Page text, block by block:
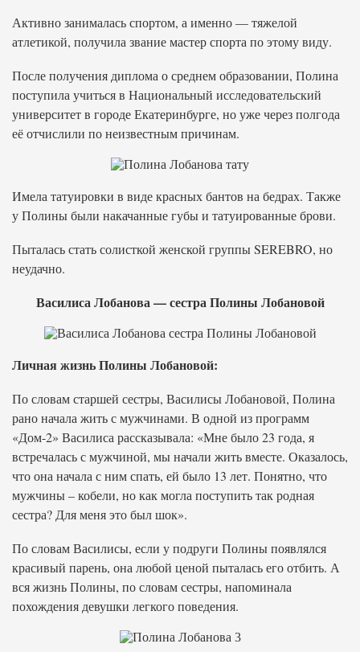
Активно занималась спортом, а именно — тяжелой
атлетикой, получила звание мастер спорта по этому виду.
После получения диплома о среднем образовании, Полина
поступила учиться в Национальный исследовательский
университет в городе Екатеринбурге, но уже через полгода
её отчислили по неизвестным причинам.
Имела татуировки в виде красных бантов на бедрах. Также
у Полины были накачанные губы и татуированные брови.
Пыталась стать солисткой женской группы SEREBRO, но
неудачно.
Василиса Лобанова — сестра Полины Лобановой
Личная жизнь Полины Лобановой:
По словам старшей сестры, Василисы Лобановой, Полина
рано начала жить с мужчинами. В одной из программ
«Дом-2» Василиса рассказывала: «Мне было 23 года, я
встречалась с мужчиной, мы начали жить вместе. Оказалось,
что она начала с ним спать, ей было 13 лет. Понятно, что
мужчины – кобели, но как могла поступить так родная
сестра? Для меня это был шок».
По словам Василисы, если у подруги Полины появлялся
красивый парень, она любой ценой пыталась его отбить. А
вся жизнь Полины, по словам сестры, напоминала
похождения девушки легкого поведения.